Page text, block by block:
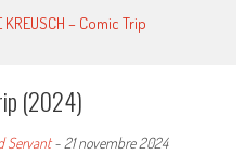
KREUSCH – Comic Trip
(2024)
Servant- 21 novembre 2024